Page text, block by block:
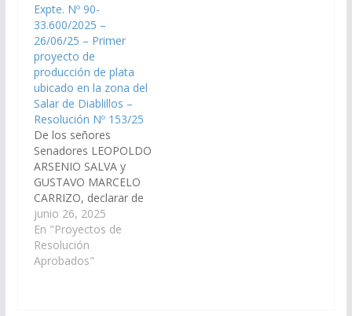
agropecuaria y forestal
de la República
Argentina,
promoviendo el
crecimiento sostenible
y la creación de
empleo.…
Expte. Nº 90-
33.600/2025 –
26/06/25 – Primer
proyecto de
producción de plata
ubicado en la zona del
Salar de Diablillos –
Resolución Nº 153/25
De los señores
Senadores LEOPOLDO
ARSENIO SALVA y
GUSTAVO MARCELO
CARRIZO, declarar de
interés de la Cámara
de Senadores el primer
proyecto de
producción de plata en
junio 26, 2025
En "Proyectos de
Resolución
Aprobados"